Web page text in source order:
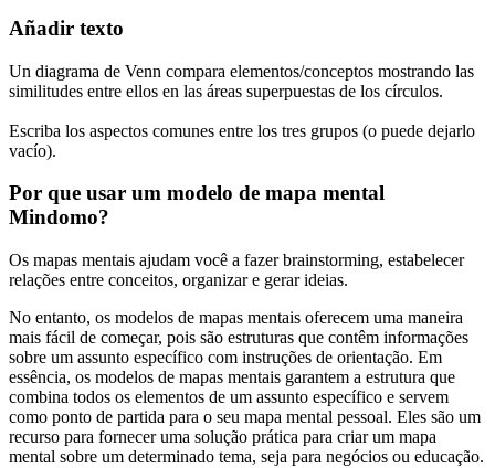
Añadir texto
Un diagrama de Venn compara elementos/conceptos mostrando las
similitudes entre ellos en las áreas superpuestas de los círculos.
Escriba los aspectos comunes entre los tres grupos (o puede dejarlo
vacío).
Por que usar um modelo de mapa mental
Mindomo?
Os mapas mentais ajudam você a fazer brainstorming, estabelecer
relações entre conceitos, organizar e gerar ideias.
No entanto, os modelos de mapas mentais oferecem uma maneira
mais fácil de começar, pois são estruturas que contêm informações
sobre um assunto específico com instruções de orientação. Em
essência, os modelos de mapas mentais garantem a estrutura que
combina todos os elementos de um assunto específico e servem
como ponto de partida para o seu mapa mental pessoal. Eles são um
recurso para fornecer uma solução prática para criar um mapa
mental sobre um determinado tema, seja para negócios ou educação.